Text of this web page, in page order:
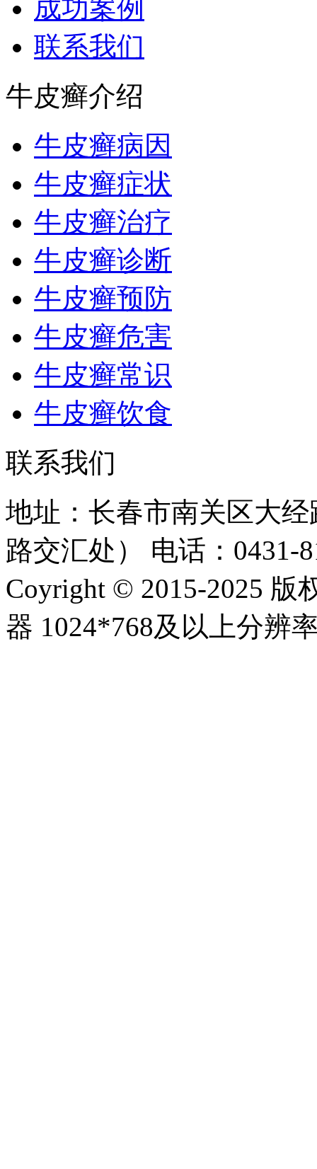
成功案例
联系我们
牛皮癣介绍
牛皮癣病因
牛皮癣症状
牛皮癣治疗
牛皮癣诊断
牛皮癣预防
牛皮癣危害
牛皮癣常识
牛皮癣饮食
联系我们
地址：长春市南关区大
路交汇处）
电话：0431-
Coyright © 2015-2025 版
器 1024*768及以上分辨